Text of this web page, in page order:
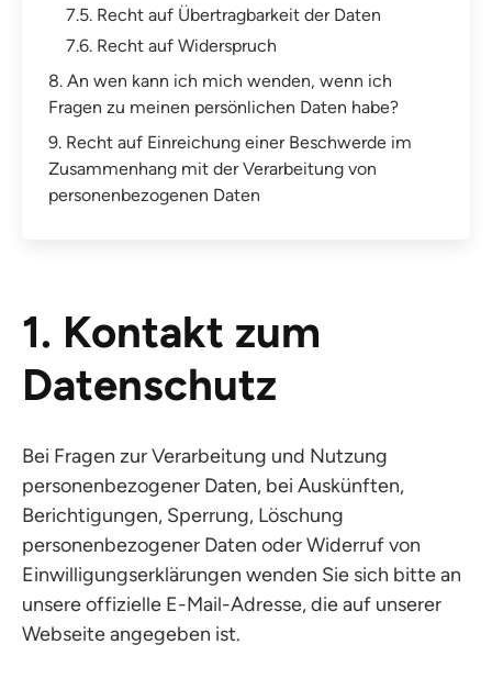
7.5. Recht auf Übertragbarkeit der Daten
7.6. Recht auf Widerspruch
8. An wen kann ich mich wenden, wenn ich
Fragen zu meinen persönlichen Daten habe?
9. Recht auf Einreichung einer Beschwerde im
Zusammenhang mit der Verarbeitung von
personenbezogenen Daten
1. Kontakt zum
Datenschutz
Bei Fragen zur Verarbeitung und Nutzung
personenbezogener Daten, bei Auskünften,
Berichtigungen, Sperrung, Löschung
personenbezogener Daten oder Widerruf von
Einwilligungserklärungen wenden Sie sich bitte an
unsere offizielle E-Mail-Adresse, die auf unserer
Webseite angegeben ist.